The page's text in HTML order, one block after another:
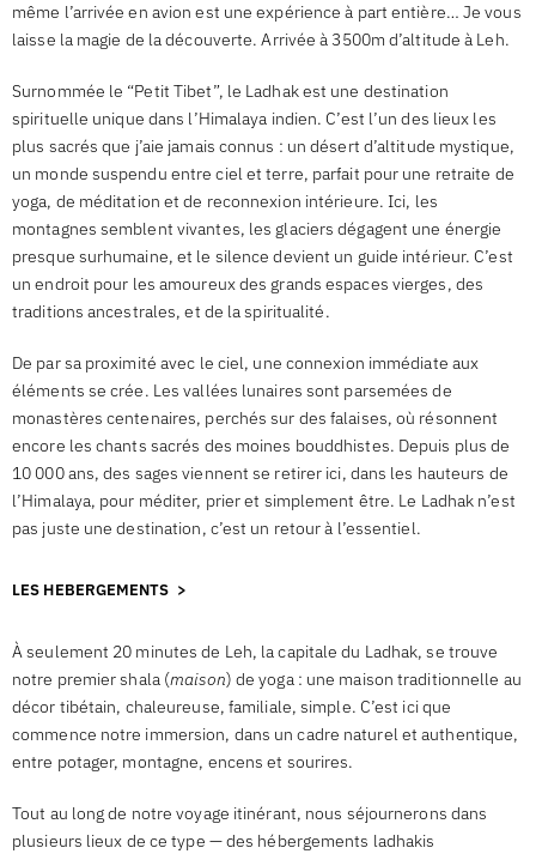
même l’arrivée en avion est une expérience à part entière… Je vous
laisse la magie de la découverte. Arrivée à 3500m d’altitude à Leh.
Surnommée le “Petit Tibet”, le Ladhak est une destination
spirituelle unique dans l’Himalaya indien. C’est l’un des lieux les
plus sacrés que j’aie jamais connus : un désert d’altitude mystique,
un monde suspendu entre ciel et terre, parfait pour une retraite de
yoga, de méditation et de reconnexion intérieure. Ici, les
montagnes semblent vivantes, les glaciers dégagent une énergie
presque surhumaine, et le silence devient un guide intérieur. C’est
un endroit pour les amoureux des grands espaces vierges, des
traditions ancestrales, et de la spiritualité.
De par sa proximité avec le ciel, une connexion immédiate aux
éléments se crée. Les vallées lunaires sont parsemées de
monastères centenaires, perchés sur des falaises, où résonnent
encore les chants sacrés des moines bouddhistes. Depuis plus de
10 000 ans, des sages viennent se retirer ici, dans les hauteurs de
l’Himalaya, pour méditer, prier et simplement être. Le Ladhak n’est
pas juste une destination, c’est un retour à l’essentiel.
LES HEBERGEMENTS >
À seulement 20 minutes de Leh, la capitale du Ladhak, se trouve
notre premier shala (maison) de yoga : une maison traditionnelle au
décor tibétain, chaleureuse, familiale, simple. C’est ici que
commence notre immersion, dans un cadre naturel et authentique,
entre potager, montagne, encens et sourires.
Tout au long de notre voyage itinérant, nous séjournerons dans
plusieurs lieux de ce type — des hébergements ladhakis